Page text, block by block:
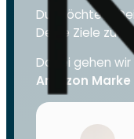
Du möchtest
Deine Ziele zu
Dabei gehen
Amazon Marke